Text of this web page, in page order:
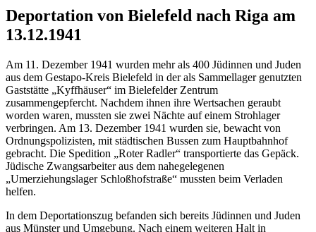
Deportation von Bielefeld nach Riga am
13.12.1941
Am 11. Dezember 1941 wurden mehr als 400 Jüdinnen und Juden
aus dem Gestapo-Kreis Bielefeld in der als Sammellager genutzten
Gaststätte „Kyffhäuser“ im Bielefelder Zentrum
zusammengepfercht. Nachdem ihnen ihre Wertsachen geraubt
worden waren, mussten sie zwei Nächte auf einem Strohlager
verbringen. Am 13. Dezember 1941 wurden sie, bewacht von
Ordnungspolizisten, mit städtischen Bussen zum Hauptbahnhof
gebracht. Die Spedition „Roter Radler“ transportierte das Gepäck.
Jüdische Zwangsarbeiter aus dem nahegelegenen
„Umerziehungslager Schloßhofstraße“ mussten beim Verladen
helfen.
In dem Deportationszug befanden sich bereits Jüdinnen und Juden
aus Münster und Umgebung. Nach einem weiteren Halt in